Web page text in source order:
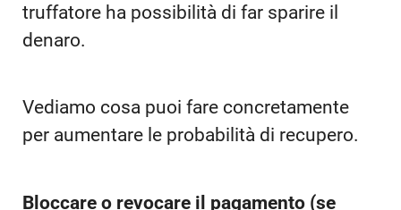
truffatore ha possibilità di far sparire il
denaro.
Vediamo cosa puoi fare concretamente
per aumentare le probabilità di recupero.
Bloccare o revocare il pagamento (se